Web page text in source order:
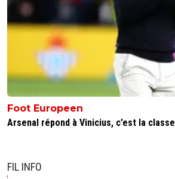
Foot Europeen
Arsenal répond à Vinicius, c’est la classe
FIL INFO